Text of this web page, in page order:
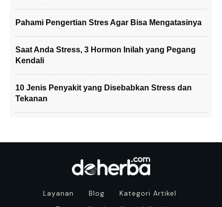
Pahami Pengertian Stres Agar Bisa Mengatasinya
Saat Anda Stress, 3 Hormon Inilah yang Pegang
Kendali
10 Jenis Penyakit yang Disebabkan Stress dan
Tekanan
Layanan Blog
Kategori Artikel